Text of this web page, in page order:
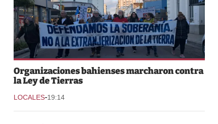
Organizaciones bahienses marcharon contra
la Ley de Tierras
LOCALES-19:14